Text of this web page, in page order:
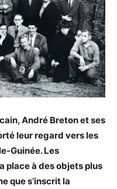
André Breton et ses
leur regard vers les
Guinée. Les
place à des objets plus
que s’inscrit la